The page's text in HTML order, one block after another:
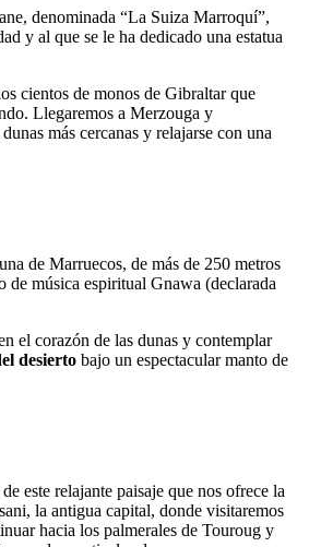
denominada “La Suiza Marroquí”,
y al que se le ha dedicado una estatua
cientos de monos de Gibraltar que
Llegaremos a Merzouga y
más cercanas y relajarse con una
de Marruecos, de más de 250 metros
música espiritual Gnawa (declarada
el corazón de las dunas y contemplar
desierto bajo un espectacular manto de
este relajante paisaje que nos ofrece la
la antigua capital, donde visitaremos
hacia los palmerales de Touroug y